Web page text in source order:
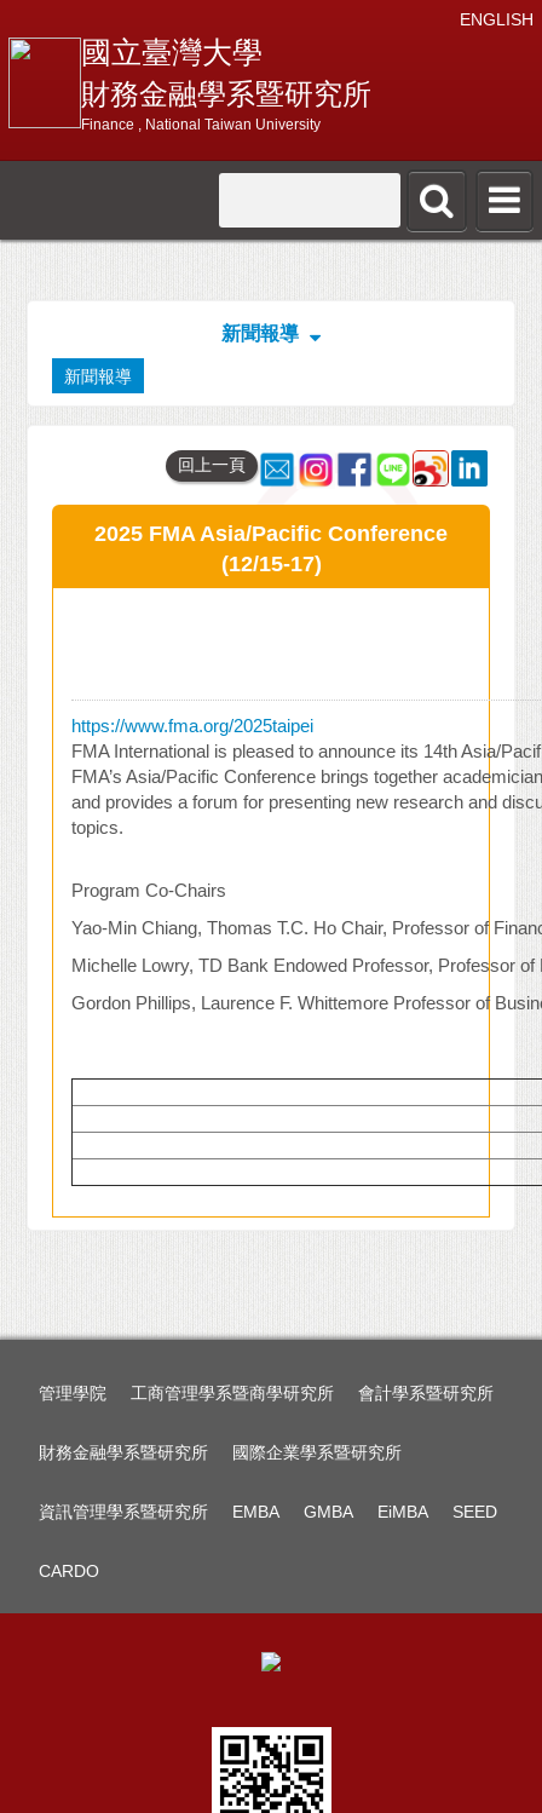
ENGLISH
國立臺灣大學
財務金融學系暨研究所
Finance , National Taiwan University
新聞報導
新聞報導
回上一頁
2025 FMA Asia/Pacific Conference
(12/15-17)
https://www.fma.org/2025taipei
FMA International is pleased to announce its 14th Asia/
FMA’s Asia/Pacific Conference brings together
and provides a forum for presenting new research and
topics.
Program Co-Chairs
Yao-Min Chiang, Thomas T.C. Ho Chair, Professor of
Michelle Lowry, TD Bank Endowed Professor, Professor
Gordon Phillips, Laurence F. Whittemore Professor of
管理學院 工商管理學系暨商學研究所 會計學系暨研究所
財務金融學系暨研究所 國際企業學系暨研究所
資訊管理學系暨研究所 EMBA GMBA EiMBA SEED
CARDO